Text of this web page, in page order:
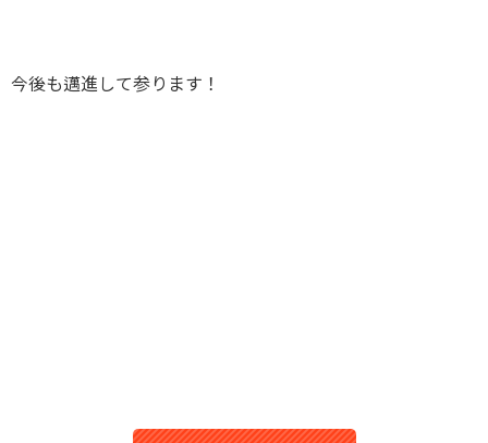
今後も邁進して参ります！